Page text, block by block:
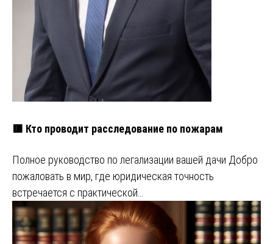
🟥 Кто проводит расследование по пожарам
Полное руководство по легализации вашей дачи Добро
пожаловать в мир, где юридическая точность
встречается с практической…